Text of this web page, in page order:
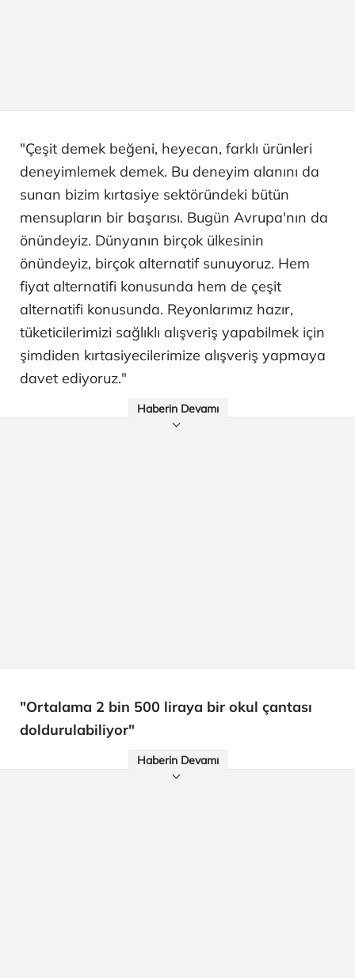
"Çeşit demek beğeni, heyecan, farklı ürünleri
deneyimlemek demek. Bu deneyim alanını da
sunan bizim kırtasiye sektöründeki bütün
mensupların bir başarısı. Bugün Avrupa'nın da
önündeyiz. Dünyanın birçok ülkesinin
önündeyiz, birçok alternatif sunuyoruz. Hem
fiyat alternatifi konusunda hem de çeşit
alternatifi konusunda. Reyonlarımız hazır,
tüketicilerimizi sağlıklı alışveriş yapabilmek için
şimdiden kırtasiyecilerimize alışveriş yapmaya
davet ediyoruz."
Haberin Devamı
"Ortalama 2 bin 500 liraya bir okul çantası
doldurulabiliyor"
Haberin Devamı